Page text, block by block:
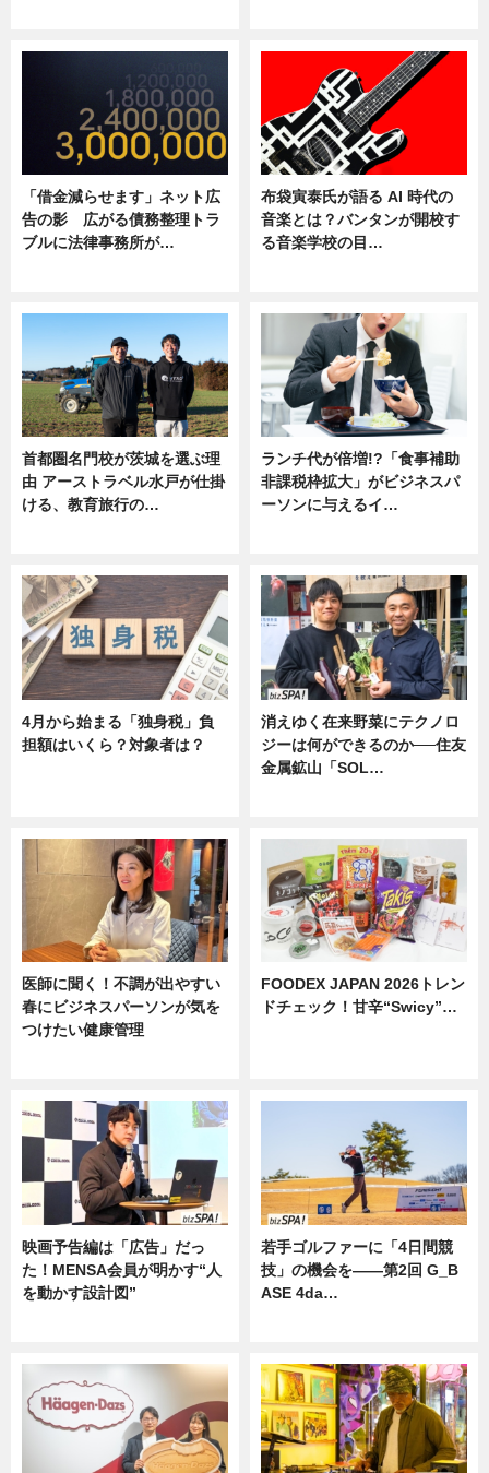
「借金減らせます」ネット広
告の影 広がる債務整理トラ
ブルに法律事務所が…
布袋寅泰氏が語る AI 時代の
音楽とは？バンタンが開校す
る音楽学校の目…
首都圏名門校が茨城を選ぶ理
由 アーストラベル水戸が仕掛
ける、教育旅行の…
ランチ代が倍増!?「食事補助
非課税枠拡大」がビジネスパ
ーソンに与えるイ…
4月から始まる「独身税」負
担額はいくら？対象者は？
消えゆく在来野菜にテクノロ
ジーは何ができるのか──住友
金属鉱山「SOL…
医師に聞く！不調が出やすい
春にビジネスパーソンが気を
つけたい健康管理
FOODEX JAPAN 2026トレン
ドチェック！甘辛“Swicy”…
映画予告編は「広告」だっ
た！MENSA会員が明かす“人
を動かす設計図”
若手ゴルファーに「4日間競
技」の機会を——第2回 G_B
ASE 4da…